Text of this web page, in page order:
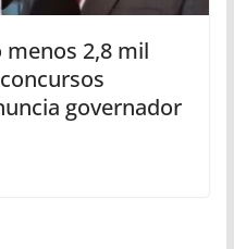
menos 2,8 mil
governador